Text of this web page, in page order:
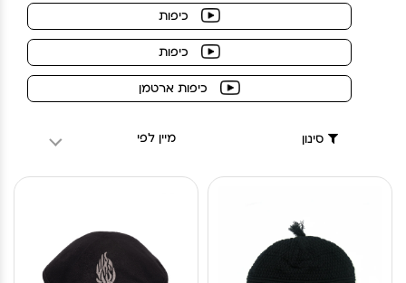
כיפות
כיפות
כיפות ארטמן
סינון מיין לפי